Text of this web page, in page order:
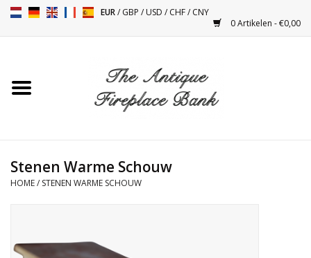
EUR/GBP /USD /CHF/CNY
0 Artikelen - €0,00
Toebehoren
Tafels
Stenen Warme Schouw
HOME/ STENEN WARME SCHOUW